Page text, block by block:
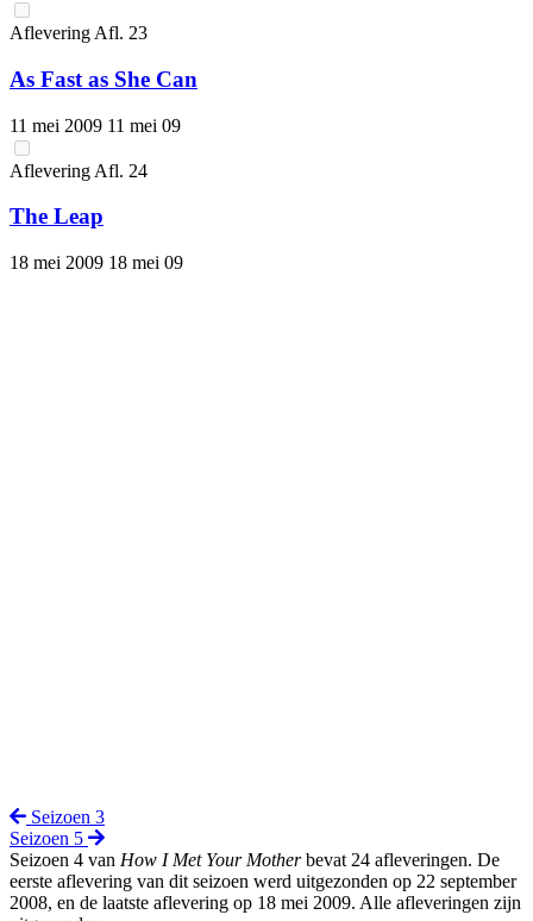
Aflevering Afl. 23
As Fast as She Can
11 mei 2009 11 mei 09
Aflevering Afl. 24
The Leap
18 mei 2009 18 mei 09
Seizoen 3
Seizoen 5
Seizoen 4 van How I Met Your Motherbevat 24 afleveringen. De
eerste aflevering van dit seizoen werd uitgezonden op 22 september
2008, en de laatste aflevering op 18 mei 2009. Alle afleveringen zijn